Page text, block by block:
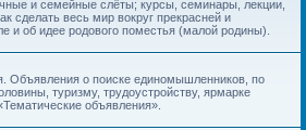
и семейные слёты; курсы, семинары, лекции,
сделать весь мир вокруг прекрасней и
и об идее родового поместья (малой родины).
Объявления о поиске единомышленников, по
туризму, трудоустройству, ярмарке
объявления».